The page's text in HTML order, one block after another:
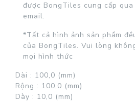
được BongTiles cung cấp
email.
*Tất cả hình ảnh sản phẩm
của BongTiles. Vui lòng
mọi hình thức
Dài : 100,0 (mm)
Rộng : 100,0 (mm)
Dày : 10,0 (mm)